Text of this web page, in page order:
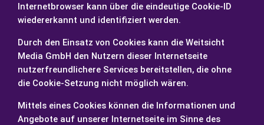
Internetbrowser kann über die eindeutige Cookie-ID
wiedererkannt und identifiziert werden.
Durch den Einsatz von Cookies kann die Weitsicht
Media GmbH den Nutzern dieser Internetseite
nutzerfreundlichere Services bereitstellen, die ohne
die Cookie-Setzung nicht möglich wären.
Mittels eines Cookies können die Informationen und
Angebote auf unserer Internetseite im Sinne des